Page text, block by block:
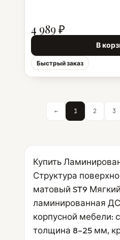
4 989 ₽
В
Быстрый заказ
← 1 2 3
Купить
Структура
матовый ST9
ламинированная
корпусной мебели:
толщина 8–25 мм,